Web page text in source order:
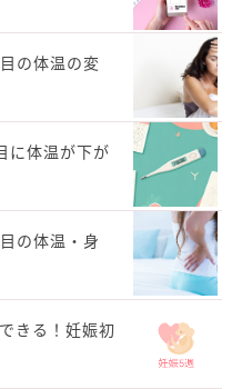
の体温の変
に体温が下が
の体温・身
きる！妊娠初